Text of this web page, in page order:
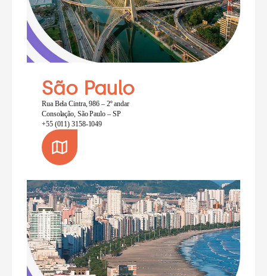
São Paulo
Rua Bela Cintra, 986 – 2º andar
Consolação, São Paulo – SP
+55 (011) 3158-1049